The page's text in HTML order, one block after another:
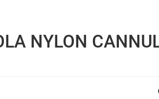
NYLON